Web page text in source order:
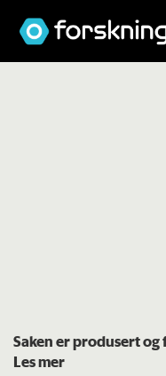
Saken er produsert
Les mer